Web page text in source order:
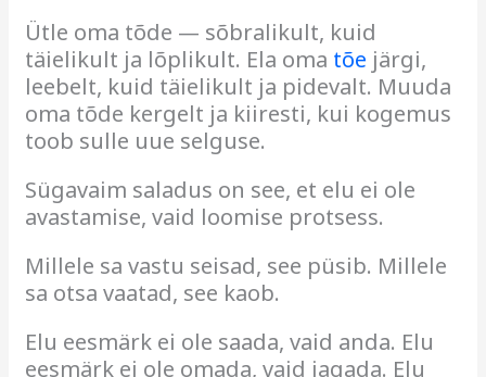
Ütle oma tõde — sõbralikult, kuid
täielikult ja lõplikult. Ela oma tõe järgi,
leebelt, kuid täielikult ja pidevalt. Muuda
oma tõde kergelt ja kiiresti, kui kogemus
toob sulle uue selguse.
Sügavaim saladus on see, et elu ei ole
avastamise, vaid loomise protsess.
Millele sa vastu seisad, see püsib. Millele
sa otsa vaatad, see kaob.
Elu eesmärk ei ole saada, vaid anda. Elu
eesmärk ei ole omada, vaid jagada. Elu